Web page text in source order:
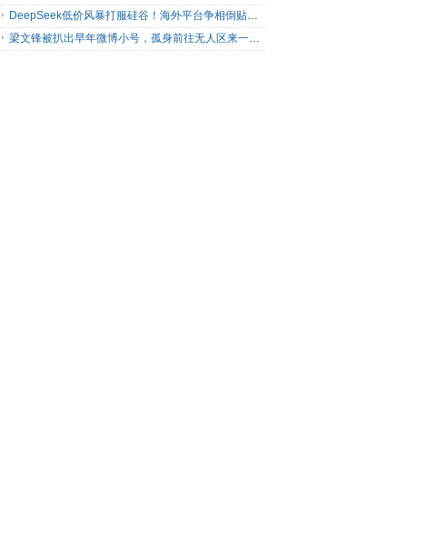
DeepSeek低价风暴打服硅谷！海外平台争相倒贴V4 Flash
梁文锋被扒出早年微博小号，孤身前往无人区来一场相当 deep 的 seek 旅行